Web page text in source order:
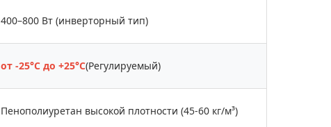
400–800 Вт (инверторный тип)
от -25°С до +25°С(Регулируемый)
Пенополиуретан высокой плотности (45-60 кг/м³)